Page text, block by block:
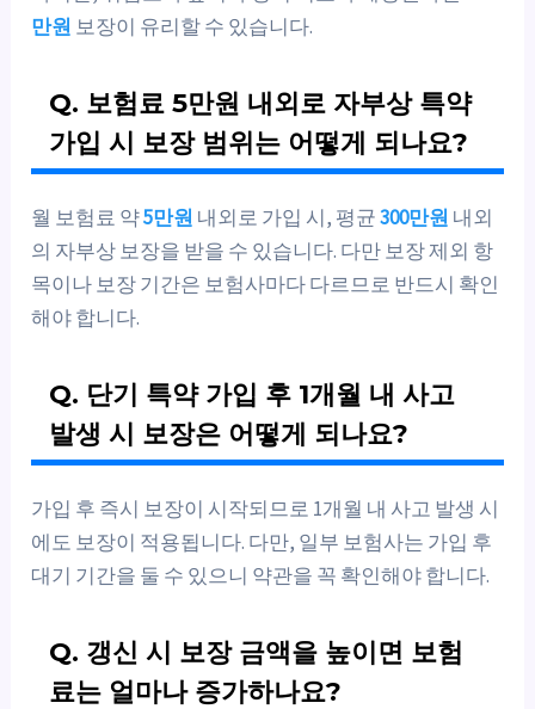
만원 보장이 유리할 수 있습니다.
Q. 보험료 5만원 내외로 자부상 특약
가입 시 보장 범위는 어떻게 되나요?
월 보험료 약5만원 내외로 가입 시, 평균300만원 내외
의 자부상 보장을 받을 수 있습니다. 다만 보장 제외 항
목이나 보장 기간은 보험사마다 다르므로 반드시 확인
해야 합니다.
Q. 단기 특약 가입 후 1개월 내 사고
발생 시 보장은 어떻게 되나요?
가입 후 즉시 보장이 시작되므로 1개월 내 사고 발생 시
에도 보장이 적용됩니다. 다만, 일부 보험사는 가입 후
대기 기간을 둘 수 있으니 약관을 꼭 확인해야 합니다.
Q. 갱신 시 보장 금액을 높이면 보험
료는 얼마나 증가하나요?